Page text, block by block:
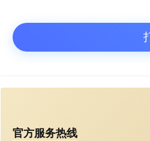
然而这些新旧业务的“
经济和质量经济价值主
官方服务热线